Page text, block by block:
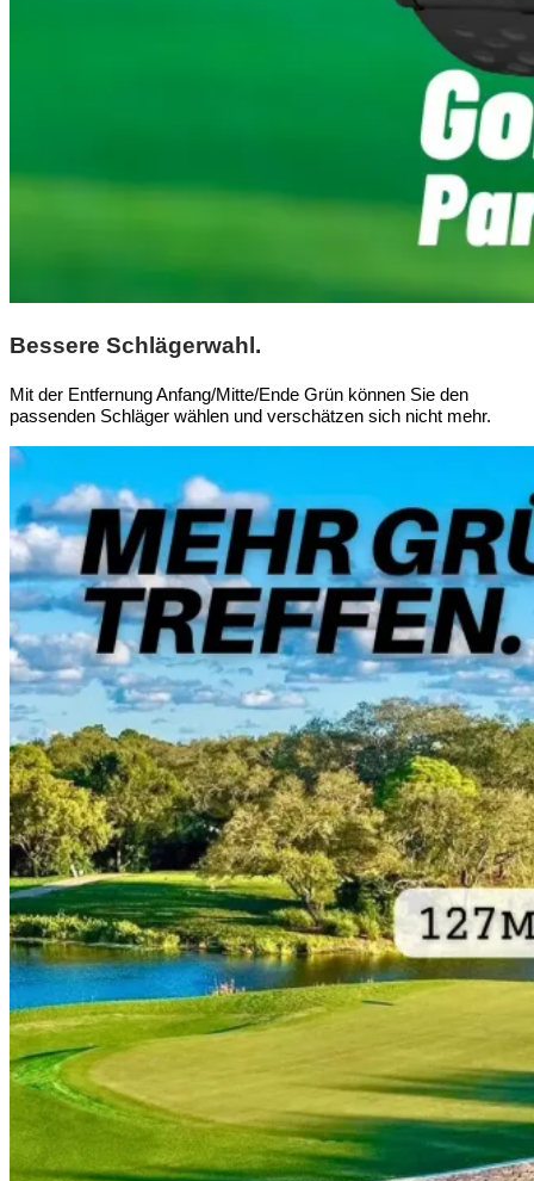
Bessere Schlägerwahl.
Mit der Entfernung Anfang/Mitte/Ende Grün können Sie den
passenden Schläger wählen und verschätzen sich nicht mehr.